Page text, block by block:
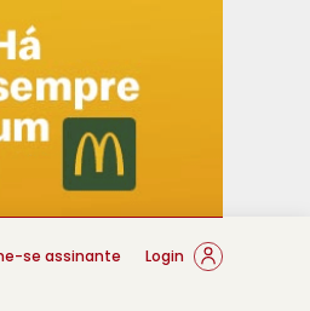
se assinante Login